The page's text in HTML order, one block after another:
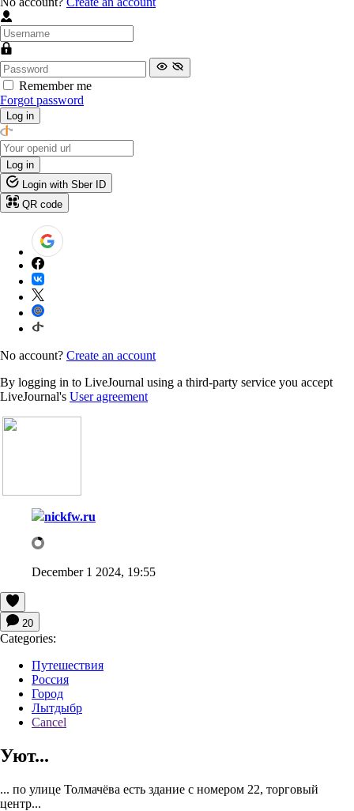
Remember me
Forgot password
Log in
Log in
Login with Sber ID
QR code
No account? Create an account
By logging in to LiveJournal using a third-party service you accept
LiveJournal's User agreement
nickfw.ru
December 1 2024, 19:55
20
Categories:
Путешествия
Россия
Город
Лытдыбр
Cancel
Уют...
... по улице Толмачёва есть здание с номером 22, торговый
центр...